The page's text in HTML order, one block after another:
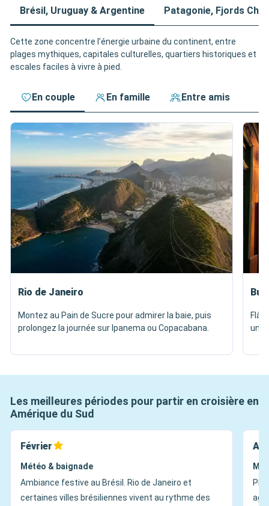
Brésil, Uruguay & Argentine Patagonie, Fjords
Cette zone concentre l’énergie urbaine du continent, entre
plages mythiques, capitales culturelles, quartiers historiques et
escales faciles à vivre à pied.
En couple En famille Entre amis
Rio de Janeiro
Montez au Pain de Sucre pour admirer la baie, puis
prolongez la journée sur Ipanema ou Copacabana.
une
Les meilleures périodes pour partir en croisière en
Amérique du Sud
Février
Météo & baignade
Ambiance festive au Brésil. Rio de Janeiro et
certaines villes brésiliennes vivent au rythme des